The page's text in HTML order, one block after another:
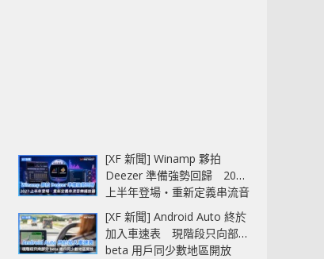
[XF 新聞] Winamp 夥拍
Deezer 準備強勢回歸 2027
上半年登場‧重新定義串流音
樂播放器
[XF 新聞] Android Auto 終於
加入車速表 現階段只向部分
beta 用戶同少數地區開放